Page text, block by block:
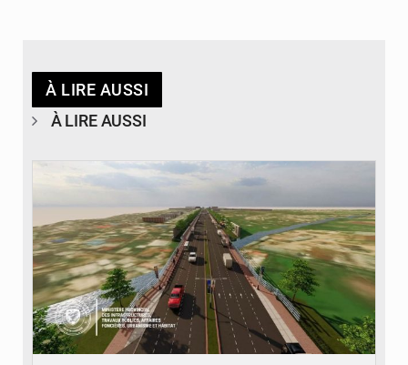
À LIRE AUSSI
À LIRE AUSSI